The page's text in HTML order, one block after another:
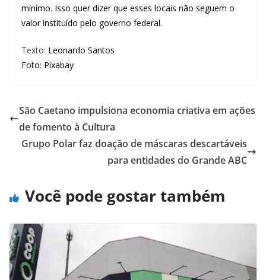
mínimo. Isso quer dizer que esses locais não seguem o
valor instituído pelo governo federal.
Texto: Leonardo Santos
Foto: Pixabay
São Caetano impulsiona economia criativa em ações
de fomento à Cultura
Grupo Polar faz doação de máscaras descartáveis
para entidades do Grande ABC
Você pode gostar também